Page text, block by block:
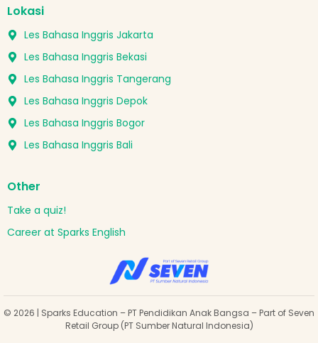
Lokasi
Les Bahasa Inggris Jakarta
Les Bahasa Inggris Bekasi
Les Bahasa Inggris Tangerang
Les Bahasa Inggris Depok
Les Bahasa Inggris Bogor
Les Bahasa Inggris Bali
Other
Take a quiz!
Career at Sparks English
© 2026 | Sparks Education – PT Pendidikan Anak Bangsa – Part of Seven
Retail Group (PT Sumber Natural Indonesia)